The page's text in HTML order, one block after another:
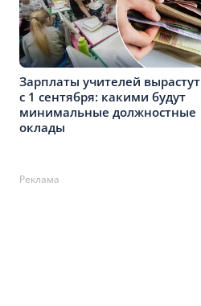
Зарплаты учителей вырастут
с 1 сентября: какими будут
минимальные должностные
оклады
Реклама